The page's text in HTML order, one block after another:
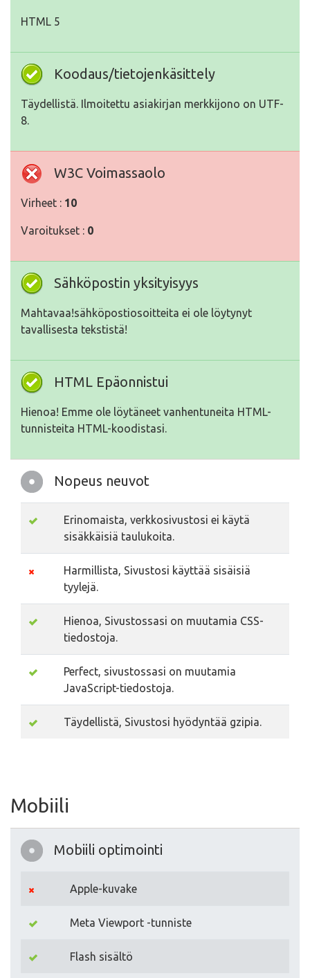
HTML 5
Koodaus/tietojenkäsittely
Täydellistä. Ilmoitettu asiakirjan merkkijono on UTF-
8.
W3C Voimassaolo
Virheet : 10
Varoitukset : 0
Sähköpostin yksityisyys
Mahtavaa!sähköpostiosoitteita ei ole löytynyt
tavallisesta tekstistä!
HTML Epäonnistui
Hienoa! Emme ole löytäneet vanhentuneita HTML-
tunnisteita HTML-koodistasi.
Nopeus neuvot
Erinomaista, verkkosivustosi ei käytä
sisäkkäisiä taulukoita.
Harmillista, Sivustosi käyttää sisäisiä
tyylejä.
Hienoa, Sivustossasi on muutamia CSS-
tiedostoja.
Perfect, sivustossasi on muutamia
JavaScript-tiedostoja.
Täydellistä, Sivustosi hyödyntää gzipia.
Mobiili
Mobiili optimointi
Apple-kuvake
Meta Viewport -tunniste
Flash sisältö